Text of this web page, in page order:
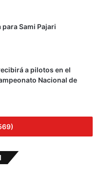
Sami Pajari
a pilotos en el
Nacional de